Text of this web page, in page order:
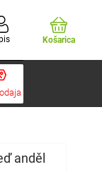
Košarica
anděl